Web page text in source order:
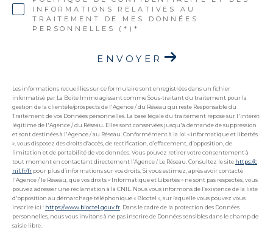
INFORMATIONS RELATIVES AU
TRAITEMENT DE MES DONNÉES
PERSONNELLES (*)*
ENVOYER
Les informations recueillies sur ce formulaire sont enregistrées dans un fichier
informatisé par La Boite Immo agissant comme Sous-traitant du traitement pour la
gestion de la clientèle/prospects de l'Agence / du Réseau qui reste Responsable du
Traitement de vos Données personnelles. La base légale du traitement repose sur l'intérêt
légitime de l'Agence / du Réseau. Elles sont conservées jusqu'à demande de suppression
et sont destinées à l'Agence / au Réseau. Conformément à la loi « informatique et libertés
», vous disposez des droits d’accès, de rectification, d’effacement, d’opposition, de
limitation et de portabilité de vos données. Vous pouvez retirer votre consentement à
tout moment en contactant directement l’Agence / Le Réseau. Consultez le site https://c
nil.fr/fr pour plus d’informations sur vos droits. Si vous estimez, après avoir contacté
l'Agence / le Réseau, que vos droits « Informatique et Libertés » ne sont pas respectés, vous
pouvez adresser une réclamation à la CNIL. Nous vous informons de l’existence de la liste
d'opposition au démarchage téléphonique « Bloctel », sur laquelle vous pouvez vous
inscrire ici : https://www.bloctel.gouv.fr. Dans le cadre de la protection des Données
personnelles, nous vous invitons à ne pas inscrire de Données sensibles dans le champ de
saisie libre.